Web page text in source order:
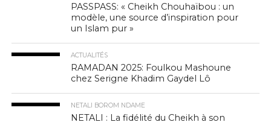
PASSPASS: « Cheikh Chouhaïbou : un
modèle, une source d’inspiration pour
un Islam pur »
ACTUALITÉS
RAMADAN 2025: Foulkou Mashoune
chez Serigne Khadim Gaydel Lô
NETALI BOROM NDAME
NETALI : La fidélité du Cheikh à son